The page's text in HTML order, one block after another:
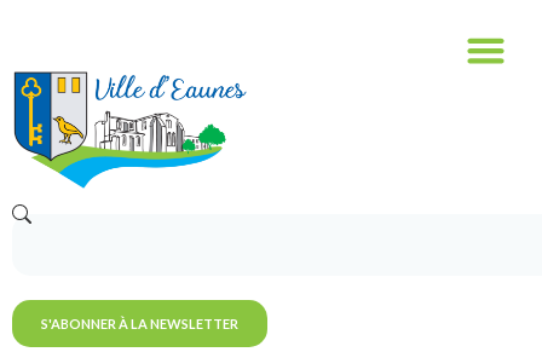
S'ABONNER À LA NEWSLETTER